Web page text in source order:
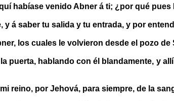
habíase venido Abner á ti; ¿por qué pues
á saber tu salida y tu entrada, y por
los cuales le volvieron desde el pozo de
puerta, hablando con él blandamente, y
reino, por Jehová, para siempre, de la